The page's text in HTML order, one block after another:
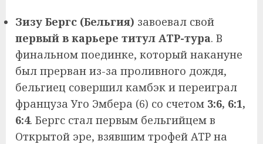
Зизу Бергс (Бельгия) завоевал свой
первый в карьере титул ATP-тура. В
финальном поединке, который накануне
был прерван из-за проливного дождя,
бельгиец совершил камбэк и переиграл
француза Уго Эмбера (6) со счетом 3:6, 6:1,
6:4. Бергс стал первым бельгийцем в
Открытой эре, взявшим трофей ATP на